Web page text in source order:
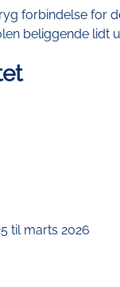
forbindelse for
beliggende lidt
til marts 2026